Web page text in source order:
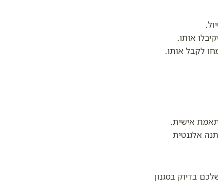
אותו.
לקבל אותו.
אישית.
אלגנטית
בדיוק בסגנון